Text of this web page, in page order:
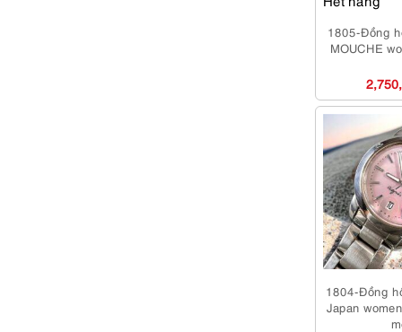
1805-Đồng
MOUCHE
1804-Đồng
Japan